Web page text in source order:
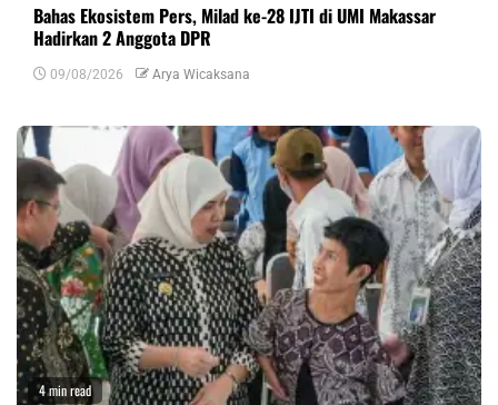
Bahas Ekosistem Pers, Milad ke-28 IJTI di UMI Makassar
Hadirkan 2 Anggota DPR
09/08/2026 Arya Wicaksana
4 min read